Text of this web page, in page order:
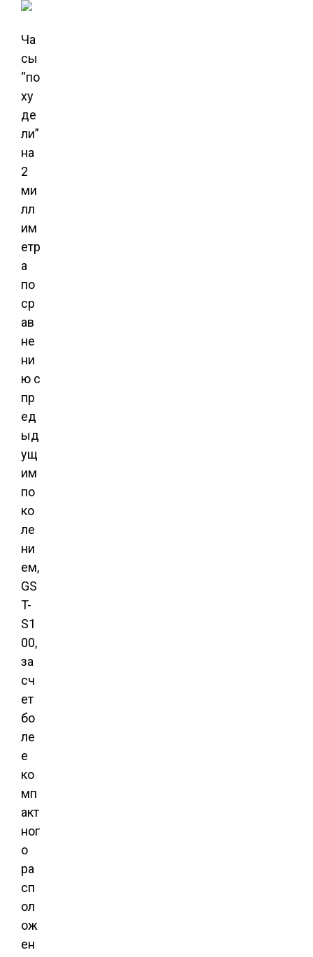
Ча
сы
“по
ху
де
ли”
на
2
ми
лл
им
етр
а
по
ср
ав
не
ни
ю с
пр
ед
ыд
ущ
им
по
ко
ле
ни
ем,
GS
T-
S1
00,
за
сч
ет
бо
ле
е
ко
мп
акт
ног
о
ра
сп
ол
ож
ен